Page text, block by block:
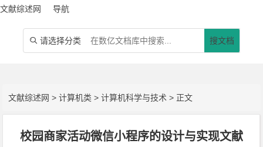
文献综述网 导航
 请选择分类 搜文档
文献综述网 >计算机类 >计算机科学与技术 > 正文
校园商家活动微信小程序的设计与实现文献